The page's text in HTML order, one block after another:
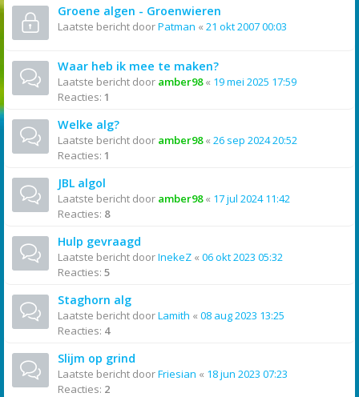
Groene algen - Groenwieren
Laatste bericht doorPatman « 21 okt 2007 00:03
Waar heb ik mee te maken?
Laatste bericht door amber98« 19 mei 2025 17:59
Reacties: 1
Welke alg?
Laatste bericht door amber98« 26 sep 2024 20:52
Reacties: 1
JBL algol
Laatste bericht door amber98« 17 jul 2024 11:42
Reacties: 8
Hulp gevraagd
Laatste bericht doorInekeZ « 06 okt 2023 05:32
Reacties: 5
Staghorn alg
Laatste bericht doorLamith « 08 aug 2023 13:25
Reacties: 4
Slijm op grind
Laatste bericht doorFriesian « 18 jun 2023 07:23
Reacties: 2